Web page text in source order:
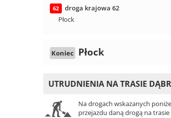
62
droga krajowa 62
Płock
Koniec Płock
UTRUDNIENIA NA TRASIE
Na drogach wskazanych
przejazdu daną drogą na trasie